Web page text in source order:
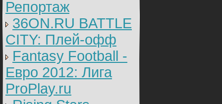
Репортаж
36ON.RU BATTLE
CITY: Плей-офф
Fantasy Football -
Евро 2012: Лига
ProPlay.ru